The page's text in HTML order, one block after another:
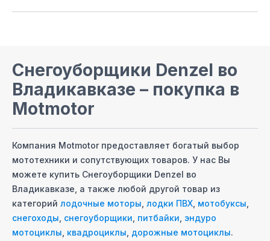
Снегоуборщики Denzel во
Владикавказе – покупка в
Motmotor
Компания Motmotor предоставляет богатый выбор
мототехники и сопутствующих товаров. У нас Вы
можете купить Снегоуборщики Denzel во
Владикавказе , а также любой другой товар из
категорий лодочные моторы лодки ПВХ мотобуксы
снегоходы снегоуборщики питбайки эндуро
мотоциклы квадроциклы дорожные мотоциклы.